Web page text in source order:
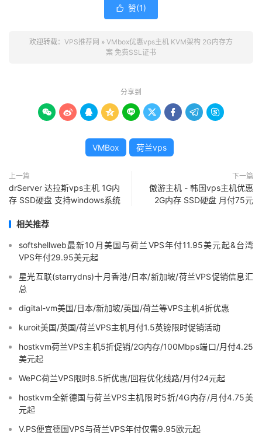
 赞(1)
欢迎转载： VPS推荐网 » VMbox优惠vps主机 KVM架构 2G内存方
案 免费SSL证书
分享到
        
VMBox 荷兰vps
上一篇
drServer 达拉斯vps主机 1G内
存 SSD硬盘 支持windows系统
下一篇
傲游主机 - 韩国vps主机优惠
2G内存 SSD硬盘 月付75元
相关推荐
softshellweb最新10月美国与荷兰VPS年付11.95美元起&台湾
VPS年付29.95美元起
星光互联(starrydns)十月香港/日本/新加坡/荷兰VPS促销信息汇
总
digital-vm美国/日本/新加坡/英国/荷兰等VPS主机4折优惠
kuroit美国/英国/荷兰VPS主机月付1.5英镑限时促销活动
hostkvm荷兰VPS主机5折促销/2G内存/100Mbps端口/月付4.25
美元起
WePC荷兰VPS限时8.5折优惠/回程优化线路/月付24元起
hostkvm全新德国与荷兰VPS主机限时5折/4G内存/月付4.75美
元起
V.PS便宜德国VPS与荷兰VPS年付仅需9.95欧元起